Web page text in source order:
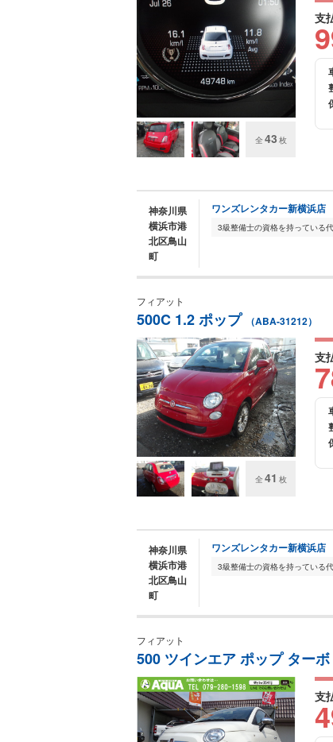
全 43 枚
支
神奈川県
横浜市港
北区鳥山
町
ワンズレンタカー新横浜店
フィアット
500C 1.2 ポップ （ABA-31212）
全 41 枚
支
神奈川県
横浜市港
北区鳥山
町
ワンズレンタカー新横浜店
フィアット
500 ツインエア ポップ ター
支